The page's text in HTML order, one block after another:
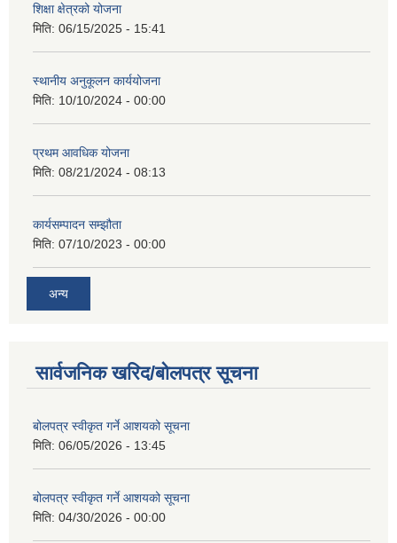
शिक्षा क्षेत्रको योजना
मिति: 06/15/2025 - 15:41
स्थानीय अनुकूलन कार्ययोजना
मिति: 10/10/2024 - 00:00
प्रथम आवधिक योजना
मिति: 08/21/2024 - 08:13
कार्यसम्पादन सम्झौता
मिति: 07/10/2023 - 00:00
अन्य
सार्वजनिक खरिद/बोलपत्र सूचना
बोलपत्र स्वीकृत गर्ने आशयको सूचना
मिति: 06/05/2026 - 13:45
बोलपत्र स्वीकृत गर्ने आशयको सूचना
मिति: 04/30/2026 - 00:00